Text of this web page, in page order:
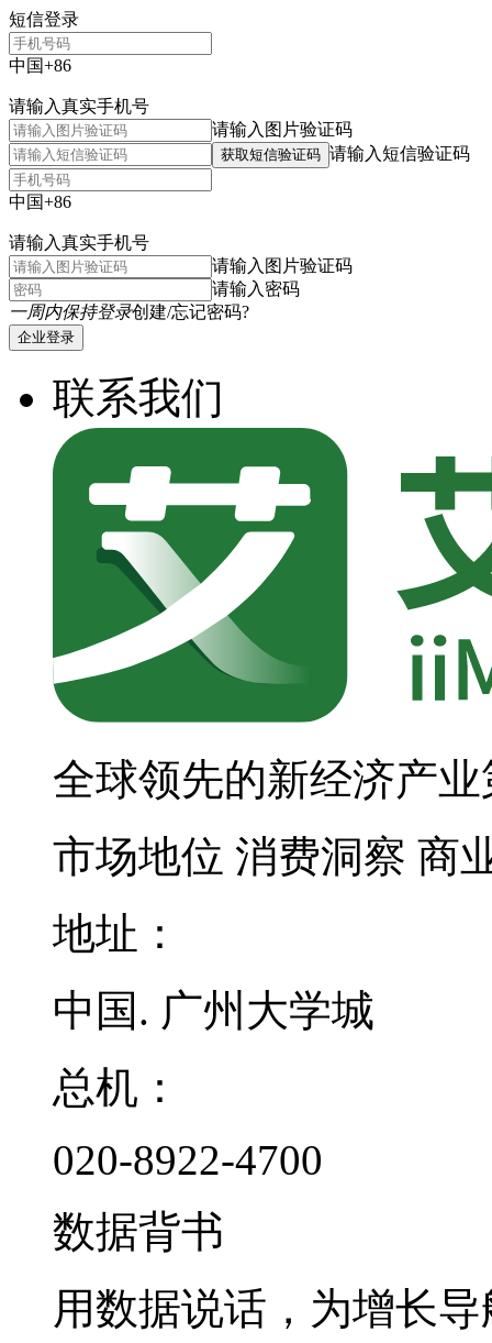
短信登录
中国+86
请输入真实手机号
请输入图片验证码
获取短信验证码 请输入短信验证码
中国+86
请输入真实手机号
请输入图片验证码
请输入密码
一周内保持登录创建/忘记密码?
企业登录
联系我们
全球领先的新经济产
市场地位 消费洞察 商
地址：
中国. 广州大学城
总机：
020-8922-4700
数据背书
用数据说话，为增长导